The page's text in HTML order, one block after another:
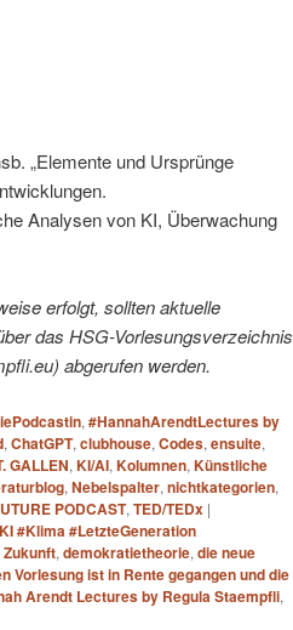
„Elemente und Ursprünge
Analysen von KI, Überwachung
erfolgt, sollten aktuelle
das HSG-Vorlesungsverzeichnis
abgerufen werden.
, #HannahArendtLectures by
, ChatGPT, clubhouse, Codes, ensuite,
GALLEN, KI/AI, Kolumnen, Künstliche
, Nebelspalter, nichtkategorien,
PODCAST, TED/TEDx |
#Klima #LetzteGeneration
, demokratietheorie, die neue
Vorlesung ist in Rente gegangen und die
Arendt Lectures by Regula Staempfli,